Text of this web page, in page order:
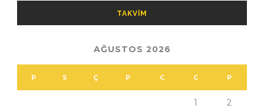
TAKVIM
AĞUSTOS 2026
P S Ç P C C P
1 2